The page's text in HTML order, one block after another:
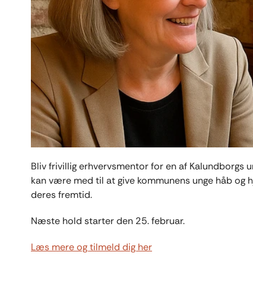
Bliv frivillig erhvervsmentor for en af Kalundborgs
kan være med til at give kommunens unge håb
deres fremtid.
Næste hold starter den 25. februar.
Læs mere og tilmeld dig her